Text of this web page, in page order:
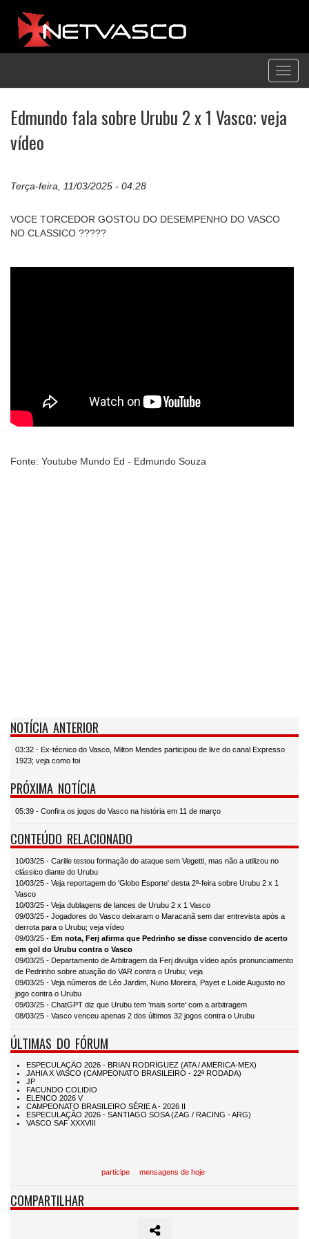
Edmundo fala sobre Urubu 2 x 1 Vasco; veja
vídeo
Terça-feira, 11/03/2025 - 04:28
VOCE TORCEDOR GOSTOU DO DESEMPENHO DO VASCO
NO CLASSICO ?????
Fonte: Youtube Mundo Ed - Edmundo Souza
NOTÍCIA ANTERIOR
03:32 - Ex-técnico do Vasco, Milton Mendes participou de live do canal Expresso
1923; veja como foi
PRÓXIMA NOTÍCIA
05:39 - Confira os jogos do Vasco na história em 11 de março
CONTEÚDO RELACIONADO
10/03/25 - Carille testou formação do ataque sem Vegetti, mas não a utilizou no
clássico diante do Urubu
10/03/25 - Veja reportagem do 'Globo Esporte' desta 2ª-feira sobre Urubu 2 x 1
Vasco
10/03/25 - Veja dublagens de lances de Urubu 2 x 1 Vasco
09/03/25 - Jogadores do Vasco deixaram o Maracanã sem dar entrevista após a
derrota para o Urubu; veja vídeo
09/03/25 - Em nota, Ferj afirma que Pedrinho se disse convencido de acerto
em gol do Urubu contra o Vasco
09/03/25 - Departamento de Arbitragem da Ferj divulga vídeo após pronunciamento
de Pedrinho sobre atuação do VAR contra o Urubu; veja
09/03/25 - Veja números de Léo Jardim, Nuno Moreira, Payet e Loide Augusto no
jogo contra o Urubu
09/03/25 - ChatGPT diz que Urubu tem 'mais sorte' com a arbitragem
08/03/25 - Vasco venceu apenas 2 dos últimos 32 jogos contra o Urubu
ÚLTIMAS DO FÓRUM
participe mensagens de hoje
COMPARTILHAR